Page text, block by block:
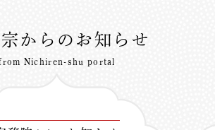
宗からのお知らせ
Nichiren-shu portal